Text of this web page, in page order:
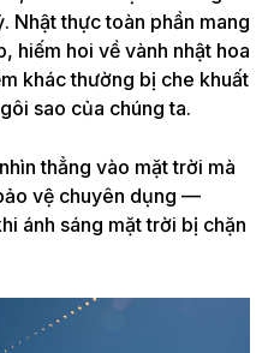
Nhật thực toàn phần mang
hiếm hoi về vành nhật hoa
khác thường bị che khuất
sao của chúng ta.
thẳng vào mặt trời mà
vệ chuyên dụng —
ánh sáng mặt trời bị chặn